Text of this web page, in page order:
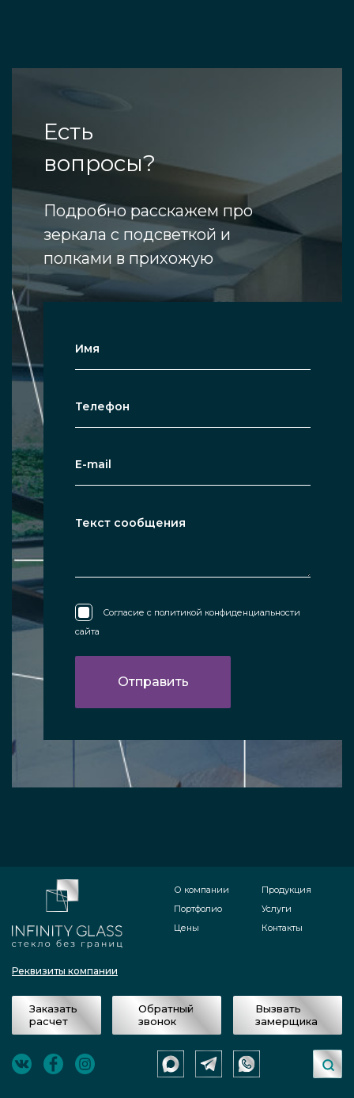
Есть
вопросы?
Подробно расскажем про
зеркала с подсветкой и
полками в прихожую
Согласие с политикой конфиденциальности
сайта
Реквизиты компании
О компании
Портфолио
Цены
Продукция
Услуги
Контакты
Заказать
расчет
Обратный
звонок
Вызвать
замерщика